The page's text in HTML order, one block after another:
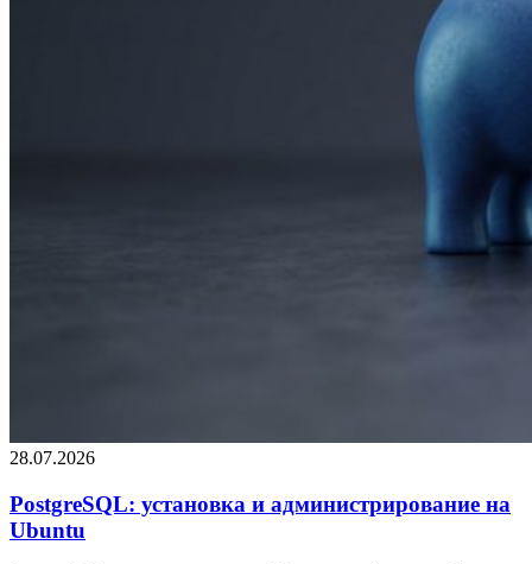
28.07.2026
PostgreSQL: установка и администрирование на
Ubuntu